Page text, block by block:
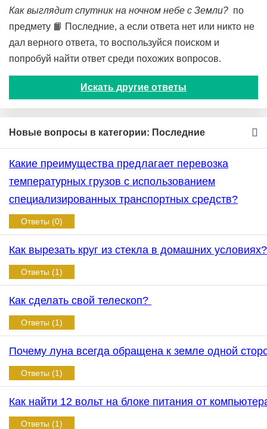
Как выглядит спутник на ночном небе с Земли? по
предмету 📙 Последние, а если ответа нет или никто не
дал верного ответа, то воспользуйся поиском и
попробуй найти ответ среди похожих вопросов.
Искать другие ответы
Новые вопросы в категории: Последние
Какие преимущества предлагает перевозка
температурных грузов с использованием
специализированных транспортных средств?
Ответы (0)
Как вырезать круг из стекла в домашних
Ответы (1)
Как сделать свой телескоп?
Ответы (1)
Почему луна всегда обращена к земле одной
Ответы (1)
Как найти 12 вольт на блоке питания от
Ответы (1)